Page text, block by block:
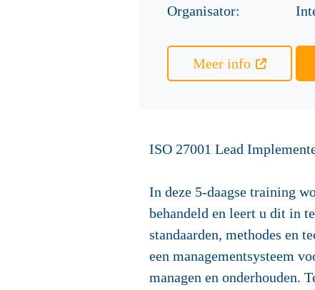
Organisator:
Meer info
ISO 27001 Lead
In deze 5-daagse training
behandeld en leert u dit in
standaarden, methodes en
een managementsysteem
managen en onderhouden.